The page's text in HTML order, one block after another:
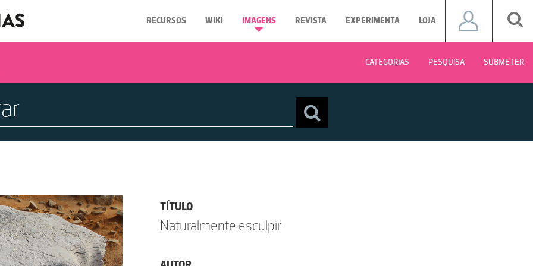
RECURSOS WIKI IMAGENS REVISTA EXPERIMENTA LOJA
CATEGORIAS PESQUISA SUBMETER
TÍTULO
Naturalmente esculpir